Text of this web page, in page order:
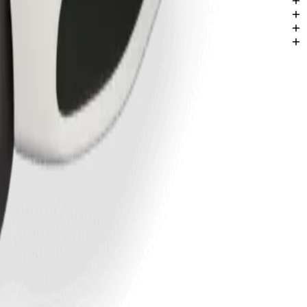
de Włocławek.